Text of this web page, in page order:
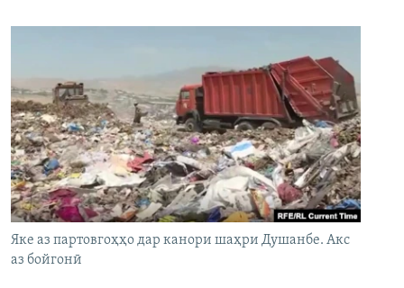
Яке аз партовгоҳҳо дар канори шаҳри Душанбе. Акс
аз бойгонӣ